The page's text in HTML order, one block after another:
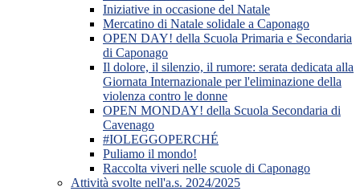
Iniziative in occasione del Natale
Mercatino di Natale solidale a Caponago
OPEN DAY! della Scuola Primaria e Secondaria
di Caponago
Il dolore, il silenzio, il rumore: serata dedicata alla
Giornata Internazionale per l'eliminazione della
violenza contro le donne
OPEN MONDAY! della Scuola Secondaria di
Cavenago
#IOLEGGOPERCHÉ
Puliamo il mondo!
Raccolta viveri nelle scuole di Caponago
Attività svolte nell'a.s. 2024/2025